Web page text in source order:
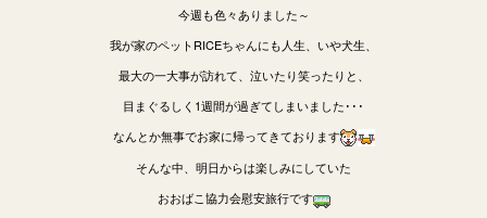
今週も色々ありました～
我が家のペットRICEちゃんにも人生、いや犬生、
最大の一大事が訪れて、泣いたり笑ったりと、
目まぐるしく1週間が過ぎてしまいました･･･
なんとか無事でお家に帰ってきております
そんな中、明日からは楽しみにしていた
おおばこ協力会慰安旅行です